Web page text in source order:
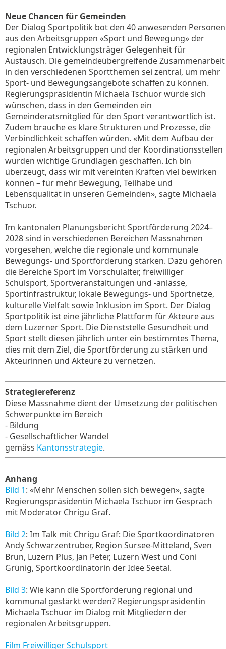
Neue Chancen für Gemeinden
Der Dialog Sportpolitik bot den 40 anwesenden Personen
aus den Arbeitsgruppen «Sport und Bewegung» der
regionalen Entwicklungsträger Gelegenheit für
Austausch. Die gemeindeübergreifende Zusammenarbeit
in den verschiedenen Sportthemen sei zentral, um mehr
Sport- und Bewegungsangebote schaffen zu können.
Regierungspräsidentin Michaela Tschuor würde sich
wünschen, dass in den Gemeinden ein
Gemeinderatsmitglied für den Sport verantwortlich ist.
Zudem brauche es klare Strukturen und Prozesse, die
Verbindlichkeit schaffen würden. «Mit dem Aufbau der
regionalen Arbeitsgruppen und der Koordinationsstellen
wurden wichtige Grundlagen geschaffen. Ich bin
überzeugt, dass wir mit vereinten Kräften viel bewirken
können – für mehr Bewegung, Teilhabe und
Lebensqualität in unseren Gemeinden», sagte Michaela
Tschuor.
Im kantonalen Planungsbericht Sportförderung 2024–
2028 sind in verschiedenen Bereichen Massnahmen
vorgesehen, welche die regionale und kommunale
Bewegungs- und Sportförderung stärken. Dazu gehören
die Bereiche Sport im Vorschulalter, freiwilliger
Schulsport, Sportveranstaltungen und -anlässe,
Sportinfrastruktur, lokale Bewegungs- und Sportnetze,
kulturelle Vielfalt sowie Inklusion im Sport. Der Dialog
Sportpolitik ist eine jährliche Plattform für Akteure aus
dem Luzerner Sport. Die Dienststelle Gesundheit und
Sport stellt diesen jährlich unter ein bestimmtes Thema,
dies mit dem Ziel, die Sportförderung zu stärken und
Akteurinnen und Akteure zu vernetzen.
Strategiereferenz
Diese Massnahme dient der Umsetzung der politischen
Schwerpunkte im Bereich
- Bildung
- Gesellschaftlicher Wandel
gemäss Kantonsstrategie.
Anhang
Bild 1: «Mehr Menschen sollen sich bewegen», sagte
Regierungspräsidentin Michaela Tschuor im Gespräch
mit Moderator Chrigu Graf.
Bild 2: Im Talk mit Chrigu Graf: Die Sportkoordinatoren
Andy Schwarzentruber, Region Sursee-Mitteland, Sven
Brun, Luzern Plus, Jan Peter, Luzern West und Coni
Grünig, Sportkoordinatorin der Idee Seetal.
Bild 3: Wie kann die Sportförderung regional und
kommunal gestärkt werden? Regierungspräsidentin
Michaela Tschuor im Dialog mit Mitgliedern der
regionalen Arbeitsgruppen.
Film Freiwilliger Schulsport